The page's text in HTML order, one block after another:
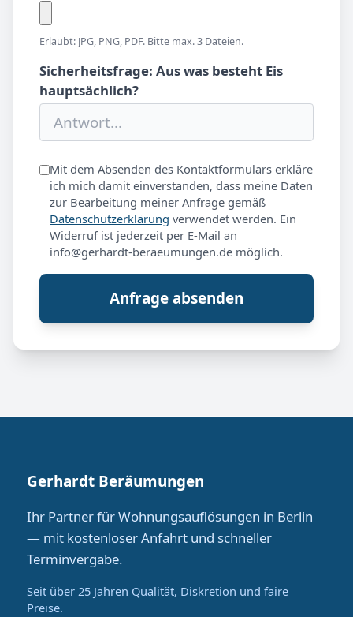
Erlaubt: JPG, PNG, PDF. Bitte max. 3 Dateien.
Sicherheitsfrage: Aus was besteht Eis
hauptsächlich?
Mit dem Absenden des Kontaktformulars erkläre
ich mich damit einverstanden, dass meine Daten
zur Bearbeitung meiner Anfrage gemäß
Datenschutzerklärung verwendet werden. Ein
Widerruf ist jederzeit per E-Mail an
info@gerhardt-beraeumungen.de möglich.
Anfrage absenden
Gerhardt Beräumungen
Ihr Partner für Wohnungsauflösungen in Berlin
— mit kostenloser Anfahrt und schneller
Terminvergabe.
Seit über 25 Jahren Qualität, Diskretion und faire
Preise.